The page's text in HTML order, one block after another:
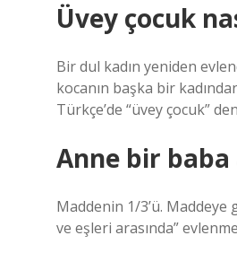
Üvey çocuk
Bir dul kadın yeniden
kocanın başka bir
Türkçe’de “üvey çocuk”
Anne bir baba
Maddenin 1/3’ü.
ve eşleri arasında”